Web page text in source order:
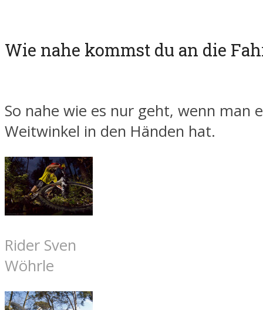
Wie nahe kommst du an die
So nahe wie es nur geht, wenn man
Weitwinkel in den Händen hat.
Rider Sven
Wöhrle